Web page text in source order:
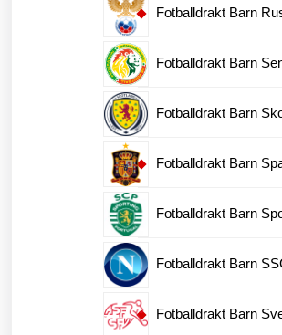
Fotballdrakt Barn
Fotballdrakt Barn
Fotballdrakt Barn
Fotballdrakt Barn
Fotballdrakt Barn
Fotballdrakt Barn
Fotballdrakt Barn